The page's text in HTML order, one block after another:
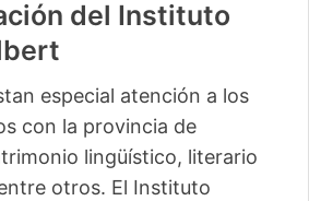
del Instituto
especial atención a los
con la provincia de
lingüístico, literario
otros. El Instituto